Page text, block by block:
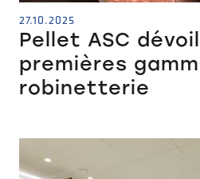
27.10.2025
Pellet ASC
premières
robinetterie